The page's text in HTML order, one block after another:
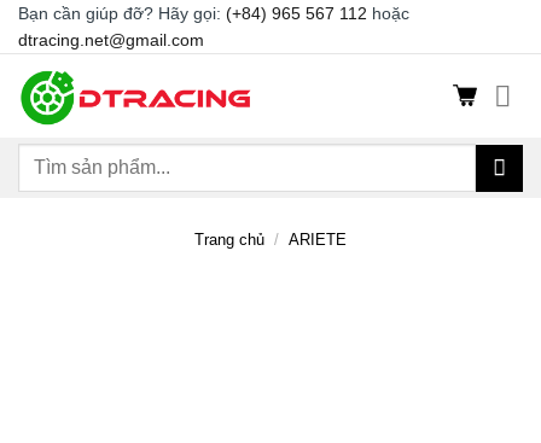
Chuyển
đến
dung
Bạn cần giúp đỡ? Hãy gọi: (+84) 965 567 112 hoặc
dtracing.net@gmail.com
Tìm
Trang chủ / ARIETE